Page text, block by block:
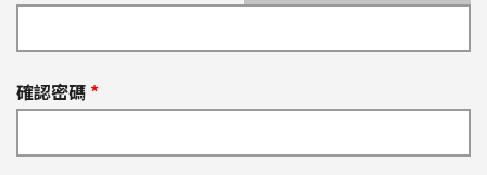
確認密碼 *